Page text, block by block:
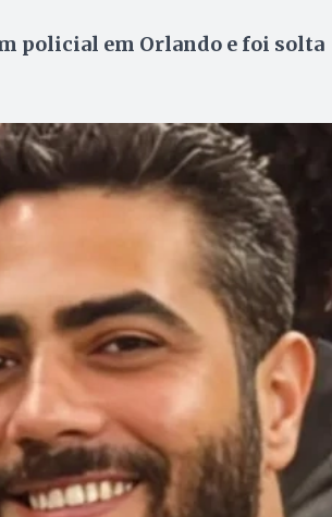
policial em Orlando e foi solta